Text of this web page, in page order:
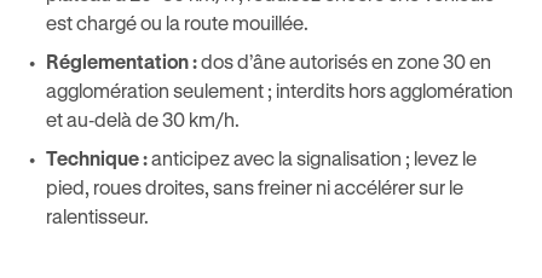
est chargé ou la route mouillée.
Réglementation :dos d’âne autorisés en zone 30 en
agglomération seulement ; interdits hors agglomération
et au‑delà de 30 km/h.
Technique :anticipez avec la signalisation ; levez le
pied, roues droites, sans freiner ni accélérer sur le
ralentisseur.